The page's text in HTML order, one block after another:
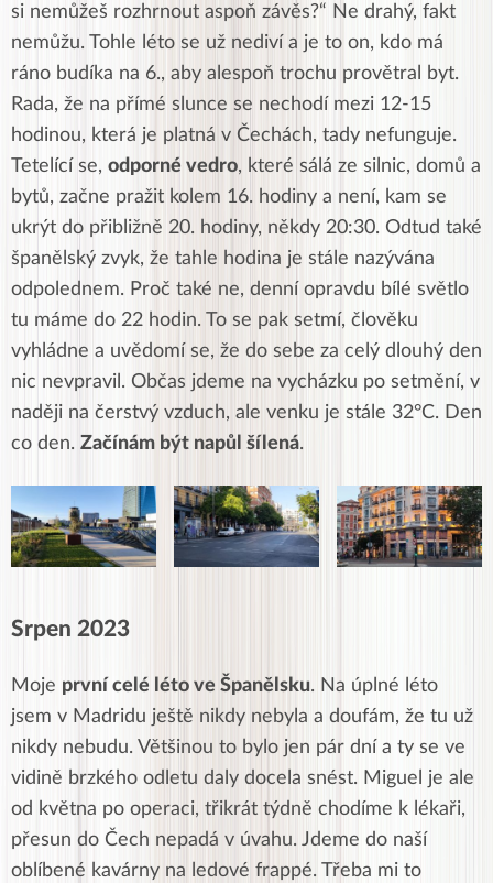
si nemůžeš rozhrnout aspoň závěs?“ Ne drahý, fakt
nemůžu. Tohle léto se už nediví a je to on, kdo má
ráno budíka na 6., aby alespoň trochu provětral byt.
Rada, že na přímé slunce se nechodí mezi 12-15
hodinou, která je platná v Čechách, tady nefunguje.
Tetelící se, odporné vedro, které sálá ze silnic, domů a
bytů, začne pražit kolem 16. hodiny a není, kam se
ukrýt do přibližně 20. hodiny, někdy 20:30. Odtud také
španělský zvyk, že tahle hodina je stále nazývána
odpolednem. Proč také ne, denní opravdu bílé světlo
tu máme do 22 hodin. To se pak setmí, člověku
vyhládne a uvědomí se, že do sebe za celý dlouhý den
nic nevpravil. Občas jdeme na vycházku po setmění, v
naději na čerstvý vzduch, ale venku je stále 32°C. Den
co den. Začínám být napůl šílená.
Srpen 2023
Moje první celé léto ve Španělsku. Na úplné léto
jsem v Madridu ještě nikdy nebyla a doufám, že tu už
nikdy nebudu. Většinou to bylo jen pár dní a ty se ve
vidině brzkého odletu daly docela snést. Miguel je ale
od května po operaci, třikrát týdně chodíme k lékaři,
přesun do Čech nepadá v úvahu. Jdeme do naší
oblíbené kavárny na ledové frappé. Třeba mi to